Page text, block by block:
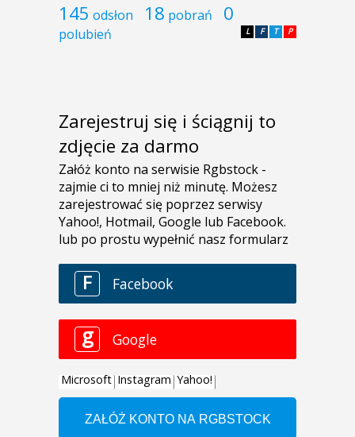
145 odsłon 18 pobrań 0
polubień P
T
F
L
Zarejestruj się i ściągnij to
zdjęcie za darmo